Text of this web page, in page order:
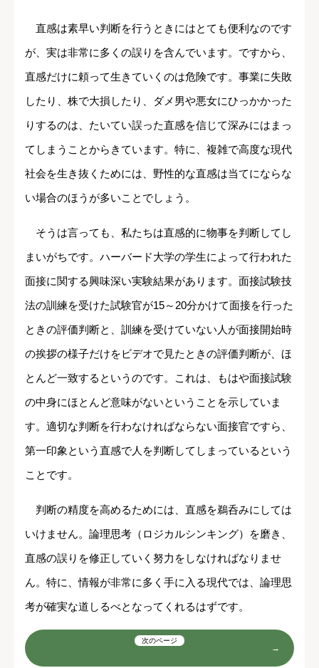
直感は素早い判断を行うときにはとても便利なのです
が、実は非常に多くの誤りを含んでいます。ですから、
直感だけに頼って生きていくのは危険です。事業に失敗
したり、株で大損したり、ダメ男や悪女にひっかかった
りするのは、たいてい誤った直感を信じて深みにはまっ
てしまうことからきています。特に、複雑で高度な現代
社会を生き抜くためには、野性的な直感は当てにならな
い場合のほうが多いことでしょう。
そうは言っても、私たちは直感的に物事を判断してし
まいがちです。ハーバード大学の学生によって行われた
面接に関する興味深い実験結果があります。面接試験技
法の訓練を受けた試験官が15～20分かけて面接を行った
ときの評価判断と、訓練を受けていない人が面接開始時
の挨拶の様子だけをビデオで見たときの評価判断が、ほ
とんど一致するというのです。これは、もはや面接試験
の中身にほとんど意味がないということを示していま
す。適切な判断を行わなければならない面接官ですら、
第一印象という直感で人を判断してしまっているという
ことです。
判断の精度を高めるためには、直感を鵜呑みにしては
いけません。論理思考（ロジカルシンキング）を磨き、
直感の誤りを修正していく努力をしなければなりませ
ん。特に、情報が非常に多く手に入る現代では、論理思
考が確実な道しるべとなってくれるはずです。
次のページ